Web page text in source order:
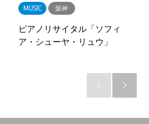
MUSIC 阪神
ピアノリサイタル「ソフィ
ア・シューヤ・リュウ」
 